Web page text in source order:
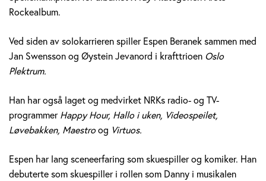
n
e
k
o
l
m
Rockealbum.
Ved siden av solokarrieren spiller Espen Beranek sammen med
Jan Swensson og Øystein Jevanord i krafttrioen Oslo
Plektrum.
Han har også laget og medvirket NRKs radio- og TV-
programmer Happy Hour, Hallo i uken, Videospeilet,
Løvebakken, Maestro og Virtuos.
Espen har lang sceneerfaring som skuespiller og komiker. Han
debuterte som skuespiller i rollen som Danny i musikalen